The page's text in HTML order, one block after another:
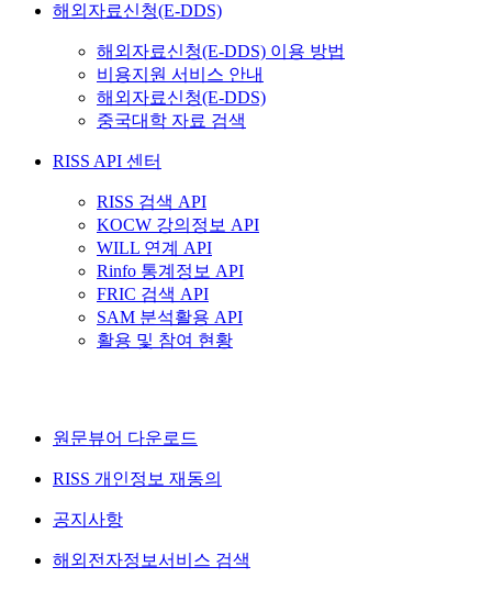
해외자료신청(E-DDS)
해외자료신청(E-DDS) 이용 방법
비용지원 서비스 안내
해외자료신청(E-DDS)
중국대학 자료 검색
RISS API 센터
RISS 검색 API
KOCW 강의정보 API
WILL 연계 API
Rinfo 통계정보 API
FRIC 검색 API
SAM 분석활용 API
활용 및 참여 현황
원문뷰어 다운로드
RISS 개인정보 재동의
공지사항
해외전자정보서비스 검색